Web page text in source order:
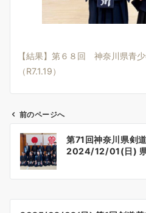
【結果】第６８回 神奈川県青
（R7.1.19）
前のページへ
第71回神奈川県剣
2024/12/01(日)